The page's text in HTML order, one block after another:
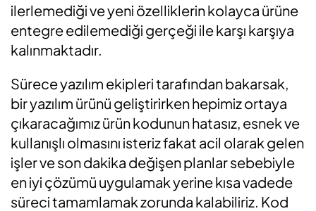
ilerlemediği ve yeni özelliklerin kolayca ürüne
entegre edilemediği gerçeği ile karşı karşıya
kalınmaktadır.
Sürece yazılım ekipleri tarafından bakarsak,
bir yazılım ürünü geliştirirken hepimiz ortaya
çıkaracağımız ürün kodunun hatasız, esnek ve
kullanışlı olmasını isteriz fakat acil olarak gelen
işler ve son dakika değişen planlar sebebiyle
en iyi çözümü uygulamak yerine kısa vadede
süreci tamamlamak zorunda kalabiliriz. Kod